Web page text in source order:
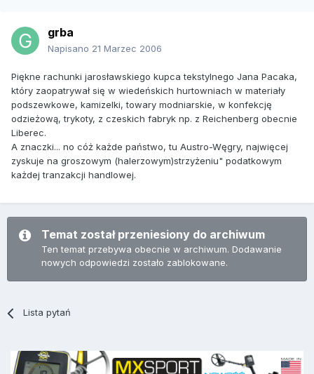
grba
Napisano 21 Marzec 2006
Piękne rachunki jarosławskiego kupca tekstylnego Jana Pacaka,
który zaopatrywał się w wiedeńskich hurtowniach w materiały
podszewkowe, kamizelki, towary modniarskie, w konfekcję
odzieżową, trykoty, z czeskich fabryk np. z Reichenberg obecnie
Liberec.
A znaczki... no cóż każde państwo, tu Austro-Węgry, najwięcej
zyskuje na groszowym (halerzowym)strzyżeniu" podatkowym
każdej tranzakcji handlowej.
Temat został przeniesiony do archiwum
Ten temat przebywa obecnie w archiwum. Dodawanie
nowych odpowiedzi zostało zablokowane.
Lista pytań